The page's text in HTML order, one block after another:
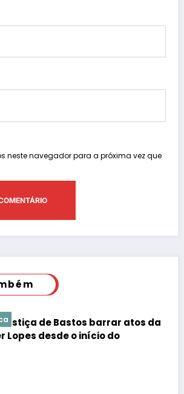
neste navegador para a próxima vez que
Justiça Polícia
Justiça barra Festa do Ovo em
falta de atestados de segurança